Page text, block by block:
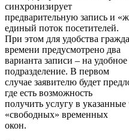
синхронизирует
предварительную запись и
единый поток посетителей.
При этом для удобства
времени предусмотрено два
варианта записи – на
подразделение. В первом
случае заявителю будет
где есть возможность
получить услугу в
«свободных» временных
окон.